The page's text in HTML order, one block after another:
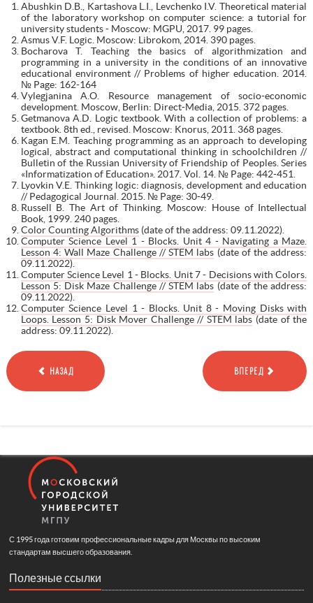
Abushkin D.B., Kartashova L.I., Levchenko I.V. Theoretical material
of the laboratory workshop on computer science: a tutorial for
university students - Moscow: MGPU, 2017. 99 pages.
Asmus V.F. Logic. Moscow: Librokom, 2014. 390 pages.
Bocharova T. Teaching the basics of algorithmization and
programming in a university in the conditions of an innovative
educational environment // Problems of higher education. 2014.
№ Page: 162-164
Vylegjanina A.O. Resource management of socio-economic
development. Moscow, Berlin: Direct-Media, 2015. 372 pages.
Getmanova A.D. Logic textbook. With a collection of problems: a
textbook. 8th ed., revised. Moscow: Knorus, 2011. 368 pages.
Kagan E.M. Teaching programming as an approach to developing
logical, abstract and computational thinking in schoolchildren //
Bulletin of the Russian University of Friendship of Peoples. Series
«Informatization of Education». 2017. Vol. 14. № Page: 442-451.
Lyovkin V.E. Thinking logic: diagnosis, development and education
// Pedagogical Journal. 2015. № Page: 30-49.
Russell B. The Art of Thinking. Moscow: House of Intellectual
Book, 1999. 240 pages.
Color Counting Algorithms(date of the address: 09.11.2022).
Computer Science Level 1 - Blocks. Unit 4 - Navigating a Maze.
Lesson 4: Wall Maze Challenge // STEM labs (date of the address:
09.11.2022).
Computer Science Level 1 - Blocks. Unit 7 - Decisions with Colors.
Lesson 5: Disk Maze Challenge // STEM labs (date of the address:
09.11.2022).
Computer Science Level 1 - Blocks. Unit 8 - Moving Disks with
Loops. Lesson 5: Disk Mover Challenge // STEM labs (date of the
address: 09.11.2022).
НАЗАД ВПЕРЕД
С 1995 года готовим профессиональные кадры для Москвы по высоким
стандартам высшего образования.
Полезные ссылки